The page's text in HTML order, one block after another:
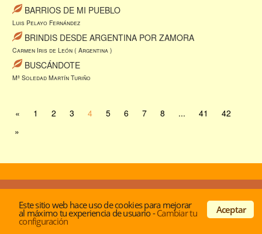
Este sitio web hace uso de cookies para mejorar
al máximo tu experiencia de usuario-Cambiar tu
configuración
Aceptar
BARRIOS DE MI PUEBLO
Luis Pelayo Fernández
BRINDIS DESDE ARGENTINA POR ZAMORA
Carmen Iris de León ( Argentina )
BUSCÁNDOTE
Mª Soledad Martín Turiño
« 1 2 3 4 5 6 7 8 ... 41
42
»
privacidad y cookies |Contactar